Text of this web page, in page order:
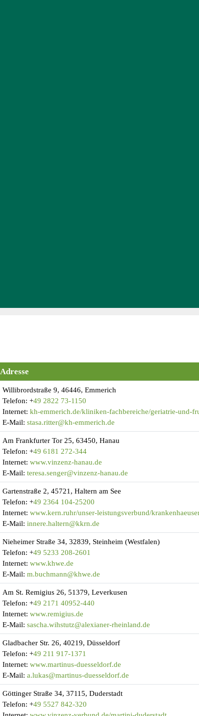
Adresse
Willibrordstraße 9, 46446, Emmerich
Telefon: +49 2822 73-1150
Internet: kh-emmerich.de/kliniken-fachbereiche/geriatrie-und-
E-Mail: stasa.ritter@kh-emmerich.de
Am Frankfurter Tor 25, 63450, Hanau
Telefon: +49 6181 272-344
Internet: www.vinzenz-hanau.de
E-Mail: teresa.senger@vinzenz-hanau.de
Gartenstraße 2, 45721, Haltern am See
Telefon: +49 2364 104-25200
Internet: www.kern.ruhr/unser-leistungsverbund/
E-Mail: innere.haltern@kkrn.de
Nieheimer Straße 34, 32839, Steinheim (Westfalen)
Telefon: +49 5233 208-2601
Internet: www.khwe.de
E-Mail: m.buchmann@khwe.de
Am St. Remigius 26, 51379, Leverkusen
Telefon: +49 2171 40952-440
Internet: www.remigius.de
E-Mail: sascha.wihstutz@alexianer-rheinland.de
Gladbacher Str. 26, 40219, Düsseldorf
Telefon: +49 211 917-1371
Internet: www.martinus-duesseldorf.de
E-Mail: a.lukas@martinus-duesseldorf.de
Göttinger Straße 34, 37115, Duderstadt
Telefon: +49 5527 842-320